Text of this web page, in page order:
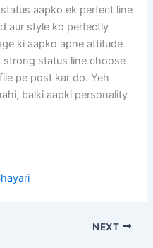
aapko ek perfect line
aur style ko perfectly
ki aapko apne attitude
strong status line choose
pe post kar do. Yeh
balki aapki personality
NEXT